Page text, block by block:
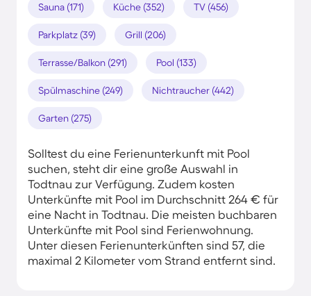
Sauna (171) Küche (352) TV (456)
Parkplatz (39) Grill (206)
Terrasse/Balkon (291) Pool (133)
Spülmaschine (249) Nichtraucher (442)
Garten (275)
Solltest du eine Ferienunterkunft mit Pool
suchen, steht dir eine große Auswahl in
Todtnau zur Verfügung. Zudem kosten
Unterkünfte mit Pool im Durchschnitt 264 € für
eine Nacht in Todtnau. Die meisten buchbaren
Unterkünfte mit Pool sind Ferienwohnung.
Unter diesen Ferienunterkünften sind 57, die
maximal 2 Kilometer vom Strand entfernt sind.